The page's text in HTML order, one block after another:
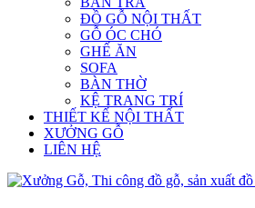
ĐỒ GỖ NỘI THẤT
GỖ ÓC CHÓ
GHẾ ĂN
SOFA
BÀN THỜ
KỆ TRANG TRÍ
THIẾT KẾ NỘI THẤT
XƯỞNG GỖ
LIÊN HỆ